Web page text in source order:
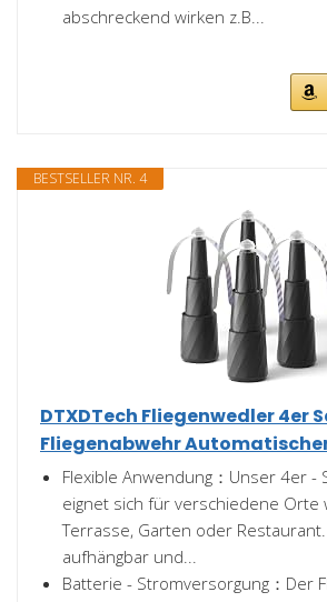
abschreckend wirken z.B...
BESTSELLER NR. 4
DTXDTech Fliegenwedler 4er
Fliegenabwehr
Flexible Anwendung：Unser 4er -
eignet sich für verschiedene Orte
Terrasse, Garten oder
aufhängbar und...
Batterie - Stromversorgung：Der